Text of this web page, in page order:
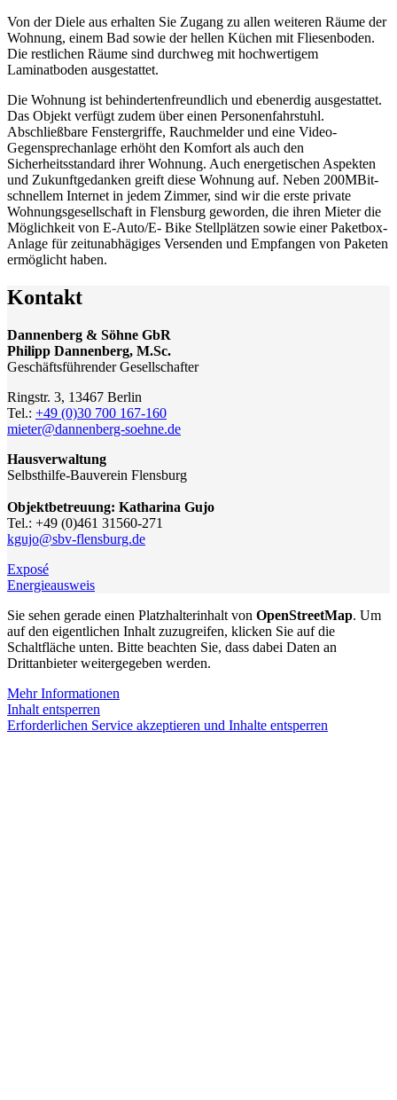
Von der Diele aus erhalten Sie Zugang zu allen weiteren Räume der
Wohnung, einem Bad sowie der hellen Küchen mit Fliesenboden.
Die restlichen Räume sind durchweg mit hochwertigem
Laminatboden ausgestattet.
Die Wohnung ist behindertenfreundlich und ebenerdig ausgestattet.
Das Objekt verfügt zudem über einen Personenfahrstuhl.
Abschließbare Fenstergriffe, Rauchmelder und eine Video-
Gegensprechanlage erhöht den Komfort als auch den
Sicherheitsstandard ihrer Wohnung. Auch energetischen Aspekten
und Zukunftgedanken greift diese Wohnung auf. Neben 200MBit-
schnellem Internet in jedem Zimmer, sind wir die erste private
Wohnungsgesellschaft in Flensburg geworden, die ihren Mieter die
Möglichkeit von E-Auto/E- Bike Stellplätzen sowie einer Paketbox-
Anlage für zeitunabhägiges Versenden und Empfangen von Paketen
ermöglicht haben.
Kontakt
Dannenberg & Söhne GbR
Philipp Dannenberg, M.Sc.
Geschäftsführender Gesellschafter
Ringstr. 3, 13467 Berlin
Tel.: +49 (0)30 700 167-160
mieter@dannenberg-soehne.de
Hausverwaltung
Selbsthilfe-Bauverein Flensburg
Objektbetreuung: Katharina Gujo
Tel.: ‭+49 (0)461 31560-271
kgujo@sbv-flensburg.de
Exposé
Energieausweis
Sie sehen gerade einen Platzhalterinhalt von OpenStreetMap. Um
auf den eigentlichen Inhalt zuzugreifen, klicken Sie auf die
Schaltfläche unten. Bitte beachten Sie, dass dabei Daten an
Drittanbieter weitergegeben werden.
Mehr Informationen
Inhalt entsperren
Erforderlichen Service akzeptieren und Inhalte entsperren